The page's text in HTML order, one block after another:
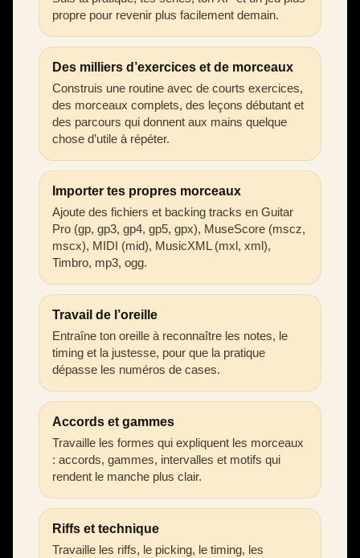
propre pour revenir plus facilement demain.
Des milliers d’exercices et de morceaux
Construis une routine avec de courts exercices,
des morceaux complets, des leçons débutant et
des parcours qui donnent aux mains quelque
chose d’utile à répéter.
Importer tes propres morceaux
Ajoute des fichiers et backing tracks en Guitar
Pro (gp, gp3, gp4, gp5, gpx), MuseScore (mscz,
mscx), MIDI (mid), MusicXML (mxl, xml),
Timbro, mp3, ogg.
Travail de l’oreille
Entraîne ton oreille à reconnaître les notes, le
timing et la justesse, pour que la pratique
dépasse les numéros de cases.
Accords et gammes
Travaille les formes qui expliquent les morceaux
: accords, gammes, intervalles et motifs qui
rendent le manche plus clair.
Riffs et technique
Travaille les riffs, le picking, le timing, les